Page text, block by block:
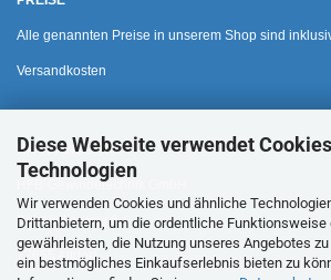
Diese Webseite verwendet
Technologien
Wir verwenden Cookies und ähnliche
Drittanbietern, um die ordentliche Funktionsweise
gewährleisten, die Nutzung unseres Angebotes
ein bestmögliches Einkaufserlebnis bieten zu
Alle genannten Preise in unserem Shop sind
Versandkosten
HAUSANSCHRIFT
HFB-Gewindetechnik GmbH
Bohnäckerweg 6
72655 Altdorf